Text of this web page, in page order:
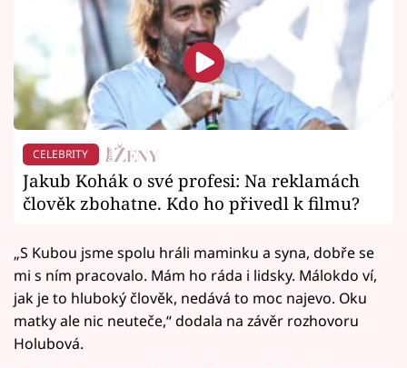
CELEBRITY
Jakub Kohák o své profesi: Na reklamách
člověk zbohatne. Kdo ho přivedl k filmu?
„S Kubou jsme spolu hráli maminku a syna, dobře se
mi s ním pracovalo. Mám ho ráda i lidsky. Málokdo ví,
jak je to hluboký člověk, nedává to moc najevo. Oku
matky ale nic neuteče,“ dodala na závěr rozhovoru
Holubová.